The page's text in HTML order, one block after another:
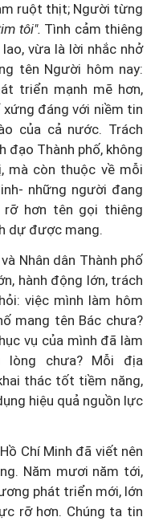
ruột thịt; Người từng
tôi". Tình cảm thiêng
vừa là lời nhắc nhở
tên Người hôm nay:
triển mạnh mẽ hơn,
xứng đáng với niềm tin
của cả nước. Trách
đạo Thành phố, không
mà còn thuộc về mỗi
những người đang
rỡ hơn tên gọi thiêng
dự được mang.
Nhân dân Thành phố
hành động lớn, trách
việc mình làm hôm
mang tên Bác chưa?
vụ của mình đã làm
lòng chưa? Mỗi địa
thác tốt tiềm năng,
hiệu quả nguồn lực
Chí Minh đã viết nên
Năm mươi năm tới,
phát triển mới, lớn
rỡ hơn. Chúng ta tin